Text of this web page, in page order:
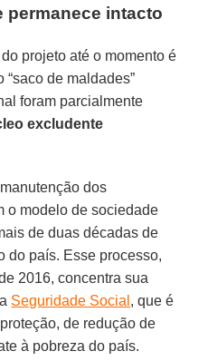
permanece intacto
projeto até o momento é
de maldades”
foram parcialmente
excludente
dos
o modelo de sociedade
de duas décadas de
do país. Esse processo,
2016, concentra sua
Seguridade Social , que é
de redução de
à pobreza do país.